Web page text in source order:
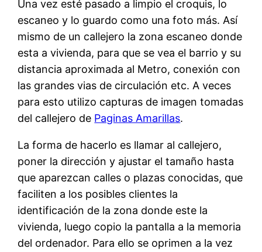
Una vez esté pasado a limpio el croquis, lo
escaneo y lo guardo como una foto más. Así
mismo de un callejero la zona escaneo donde
esta a vivienda, para que se vea el barrio y su
distancia aproximada al Metro, conexión con
las grandes vias de circulación etc. A veces
para esto utilizo capturas de imagen tomadas
del callejero de Paginas Amarillas.
La forma de hacerlo es llamar al callejero,
poner la dirección y ajustar el tamaño hasta
que aparezcan calles o plazas conocidas, que
faciliten a los posibles clientes la
identificación de la zona donde este la
vivienda, luego copio la pantalla a la memoria
del ordenador. Para ello se oprimen a la vez